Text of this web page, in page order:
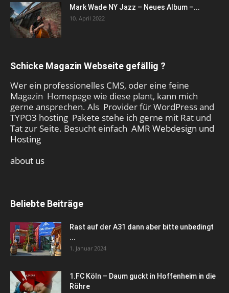
Mark Wade NY Jazz – Neues Album –...
10. April 2022
Schicke Magazin Webseite gefällig ?
Wer ein professionelles CMS, oder eine feine
Magazin Homepage wie diese plant, kann mich
gerne ansprechen. Als Provider für WordPress and
TYPO3 hosting Pakete stehe ich gerne mit Rat und
Tat zur Seite. Besucht einfach AMR Webdesign und
Hosting
about us
Beliebte Beiträge
Rast auf der A31 dann aber bitte unbedingt
...
1. Januar 2024
1.FC Köln – Daum guckt in Hoffenheim in die
Röhre